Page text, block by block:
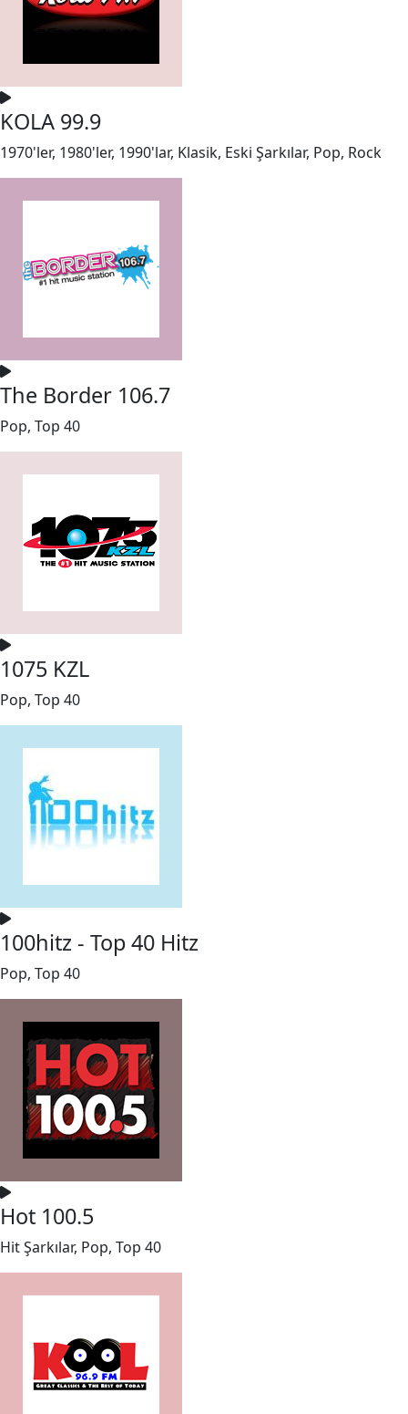
KOLA 99.9
1970'ler, 1980'ler, 1990'lar, Klasik, Eski Şarkılar, Pop, Rock
The Border 106.7
Pop, Top 40
1075 KZL
Pop, Top 40
100hitz - Top 40 Hitz
Pop, Top 40
Hot 100.5
Hit Şarkılar, Pop, Top 40